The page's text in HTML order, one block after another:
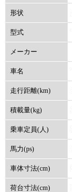
形状
型式
メーカー
車名
走行距離(km)
積載量(kg)
乗車定員(人)
馬力(ps)
車体寸法(cm)
荷台寸法(cm)